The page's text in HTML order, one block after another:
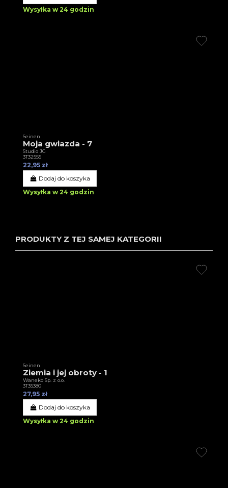
Wysyłka w 24 godzin
Seinen
Moja gwiazda - 7
Studio JG
3T32555
22,95 zł
Dodaj do koszyka
Wysyłka w 24 godzin
PRODUKTY Z TEJ SAMEJ KATEGORII
Seinen
Ziemia i jej obroty - 1
Waneko Sp. z o.o.
3T35380
27,95 zł
Dodaj do koszyka
Wysyłka w 24 godzin